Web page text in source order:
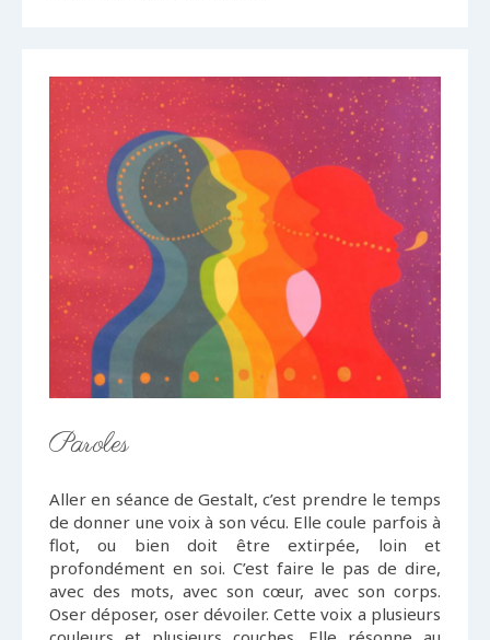
Paroles
Aller en séance de Gestalt, c’est prendre le temps
de donner une voix à son vécu. Elle coule parfois à
flot, ou bien doit être extirpée, loin et
profondément en soi. C’est faire le pas de dire,
avec des mots, avec son cœur, avec son corps.
Oser déposer, oser dévoiler. Cette voix a plusieurs